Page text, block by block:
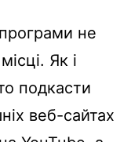
не
Як і
подкасти
веб-сайтах